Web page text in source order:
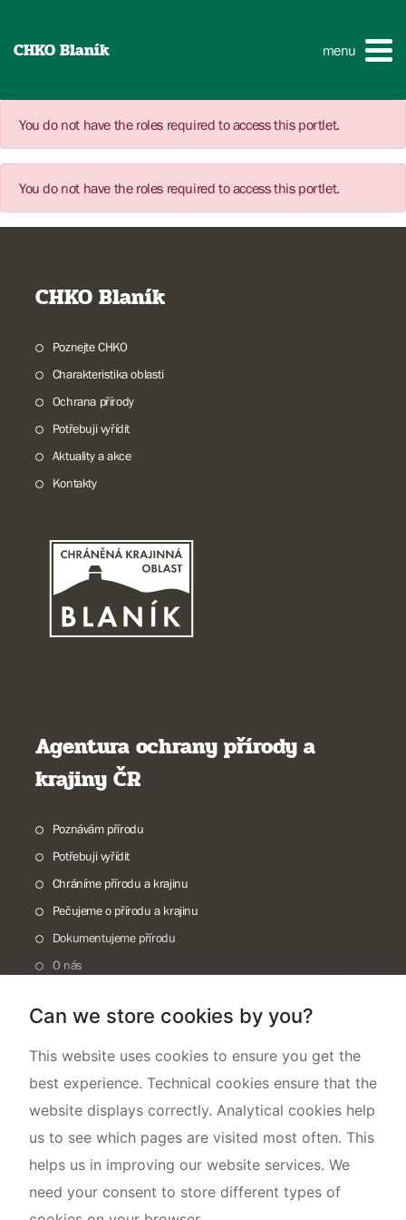
CHKO Blaník menu
You do not have the roles required to access this portlet.
You do not have the roles required to access this portlet.
CHKO Blaník
Poznejte CHKO
Charakteristika oblasti
Ochrana přírody
Potřebuji vyřídit
Aktuality a akce
Kontakty
Agentura ochrany přírody a
krajiny ČR
Poznávám přírodu
Potřebuji vyřídit
Chráníme přírodu a krajinu
Pečujeme o přírodu a krajinu
Dokumentujeme přírodu
O nás
Can we store cookies by you?
This website uses cookies to ensure you get the
best experience. Technical cookies ensure that the
website displays correctly. Analytical cookies help
us to see which pages are visited most often. This
helps us in improving our website services. We
need your consent to store different types of